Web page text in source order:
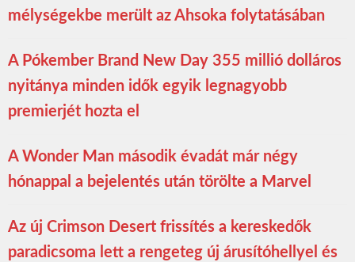
mélységekbe merült az Ahsoka folytatásában
A Pókember Brand New Day 355 millió dolláros
nyitánya minden idők egyik legnagyobb
premierjét hozta el
A Wonder Man második évadát már négy
hónappal a bejelentés után törölte a Marvel
Az új Crimson Desert frissítés a kereskedők
paradicsoma lett a rengeteg új árusítóhellyel és